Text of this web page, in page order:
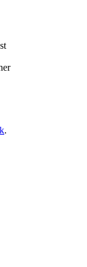
.